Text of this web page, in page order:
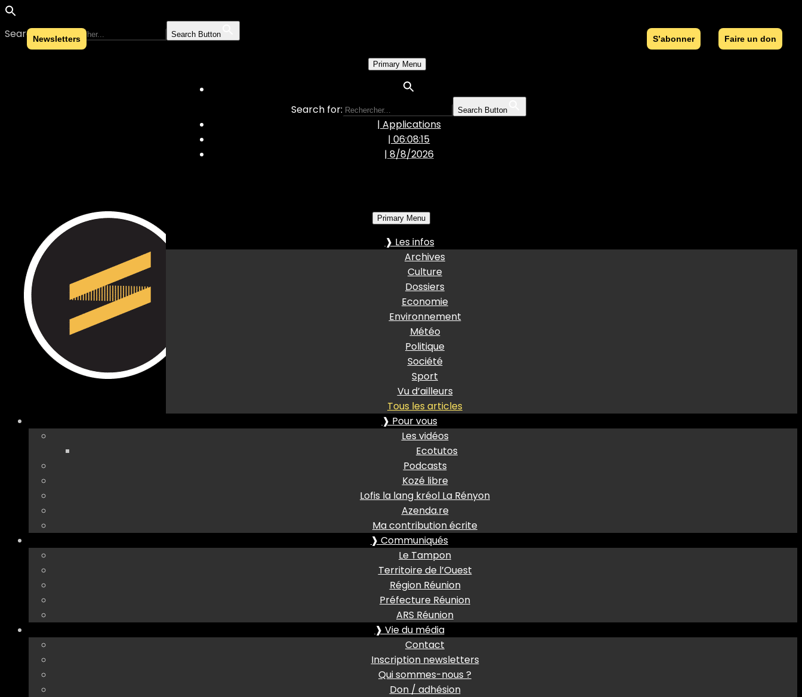
Search for: Search Button
Skip to content
Primary Menu
Search for: Search Button
| Applications
| 06:08:16
| 8/8/2026
Primary Menu
❱ Les infos
Archives
Culture
Dossiers
Economie
Environnement
Météo
Politique
Société
Sport
Vu d’ailleurs
Tous les articles
❱ Pour vous
Les vidéos
Ecotutos
Podcasts
Kozé libre
Lofis la lang kréol La Rényon
Azenda.re
Ma contribution écrite
❱ Communiqués
Le Tampon
Territoire de l’Ouest
Région Réunion
Préfecture Réunion
ARS Réunion
❱ Vie du média
Contact
Inscription newsletters
Qui sommes-nous ?
Don / adhésion
S’abonner Faire un don
Newsletters